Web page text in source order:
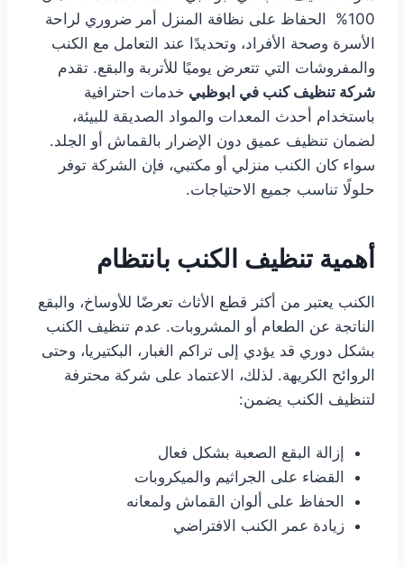
100% الحفاظ على نظافة المنزل أمر ضروري لراحة
الأسرة وصحة الأفراد، وتحديدًا عند التعامل مع الكنب
والمفروشات التي تتعرض يوميًا للأتربة والبقع. تقدم
شركة تنظيف كنب في ابوظبي خدمات احترافية
باستخدام أحدث المعدات والمواد الصديقة للبيئة،
لضمان تنظيف عميق دون الإضرار بالقماش أو الجلد.
سواء كان الكنب منزلي أو مكتبي، فإن الشركة توفر
حلولًا تناسب جميع الاحتياجات.
أهمية تنظيف الكنب بانتظام
الكنب يعتبر من أكثر قطع الأثاث تعرضًا للأوساخ، والبقع
الناتجة عن الطعام أو المشروبات. عدم تنظيف الكنب
بشكل دوري قد يؤدي إلى تراكم الغبار، البكتيريا، وحتى
الروائح الكريهة. لذلك، الاعتماد على شركة محترفة
لتنظيف الكنب يضمن:
إزالة البقع الصعبة بشكل فعال
القضاء على الجراثيم والميكروبات
الحفاظ على ألوان القماش ولمعانه
زيادة عمر الكنب الافتراضي